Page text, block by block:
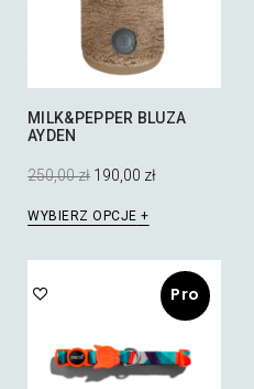
MILK&PEPPER BLUZA
AYDEN
250,00zł Pierwotna
250,00 zł.
190,00 złAktualna
WYBIERZ OPCJE
produkt
wiele
wariantów.
Opcje
wybrać
Pro
a!